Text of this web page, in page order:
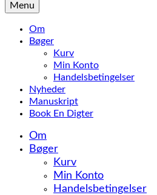
Menu
Om
Bøger
Kurv
Min Konto
Handelsbetingelser
Nyheder
Manuskript
Book En Digter
Om
Bøger
Kurv
Min Konto
Handelsbetingelser